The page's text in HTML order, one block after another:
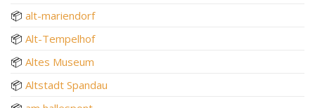
📦 alt-mariendorf
📦 Alt-Tempelhof
📦 Altes Museum
📦 Altstadt Spandau